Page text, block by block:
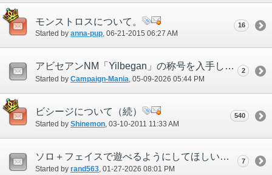
モンストロスについて。
Started by anna-pup‎, 06-21-2015 06:27 AM
16
アビセアンNM「Yilbegan」の称号を入手したいのですが、一緒に狙ってくれる人いませんか？
Started by Campaign-Mania ‎, 05-09-2026 05:44 PM
2
ビシージについて（続）
Started by Shinemon‎, 03-10-2011 11:33 AM
540
ソロ＋フェイスで遊べるようにしてほしいです。
Started by rand563‎, 01-27-2026 08:01 PM
7